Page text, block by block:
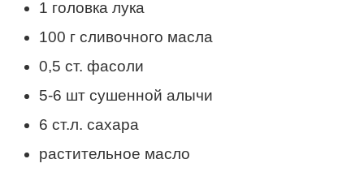
1 головка лука
100 г сливочного масла
0,5 ст. фасоли
5-6 шт сушенной алычи
6 ст.л. сахара
растительное масло